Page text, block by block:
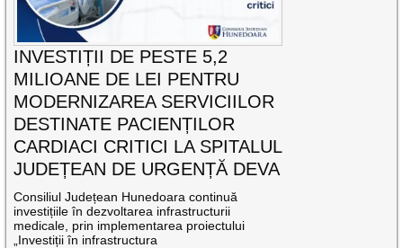
INVESTIȚII DE PESTE 5,2
MILIOANE DE LEI PENTRU
MODERNIZAREA SERVICIILOR
DESTINATE PACIENȚILOR
CARDIACI CRITICI LA SPITALUL
JUDEȚEAN DE URGENȚĂ DEVA
Consiliul Județean Hunedoara continuă
investițiile în dezvoltarea infrastructurii
medicale, prin implementarea proiectului
„Investiții în infrastructura